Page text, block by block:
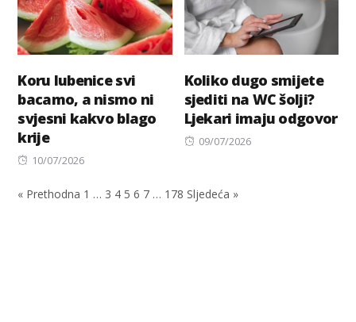
Koru lubenice svi
bacamo, a nismo ni
svjesni kakvo blago
krije
Posted
10/07/2026
Koliko dugo smijete
sjediti na WC šolji?
Ljekari imaju odgovor
Posted
09/07/2026
« Prethodna 1 … 3 4 5 6 7 … 178 Sljedeća »